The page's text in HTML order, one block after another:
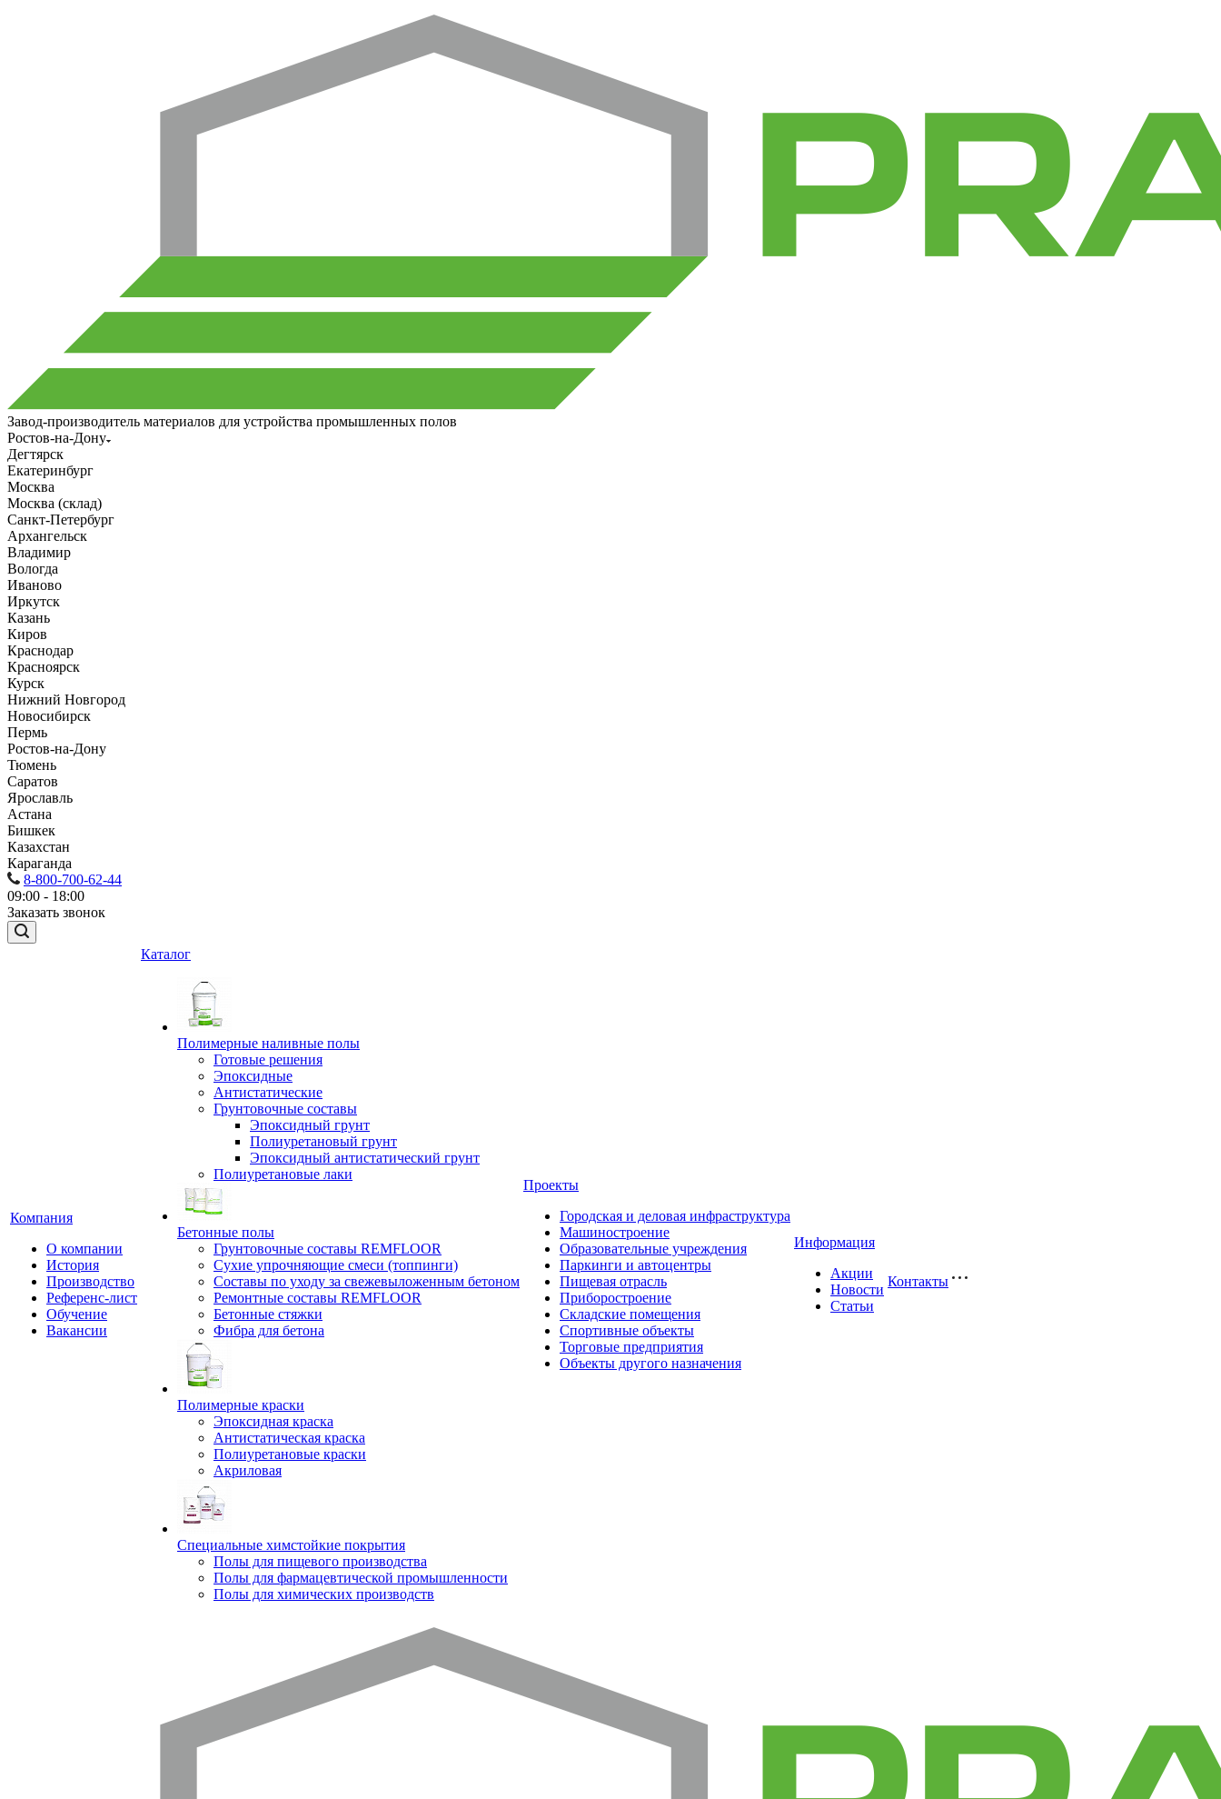
Завод-производитель материалов для устройства промышленных полов
Ростов-на-Дону
Дегтярск
Екатеринбург
Москва
Москва (склад)
Санкт-Петербург
Архангельск
Владимир
Вологда
Иваново
Иркутск
Казань
Киров
Краснодар
Красноярск
Курск
Нижний Новгород
Новосибирск
Пермь
Ростов-на-Дону
Тюмень
Саратов
Ярославль
Астана
Бишкек
Казахстан
Караганда
8-800-700-62-44
09:00 - 18:00
Заказать звонок
Компания
О компании
История
Производство
Референс-лист
Обучение
Вакансии
Каталог
Полимерные наливные полы
Готовые решения
Эпоксидные
Антистатические
Грунтовочные составы
Эпоксидный грунт
Полиуретановый грунт
Эпоксидный антистатический грунт
Полиуретановые лаки
Бетонные полы
Грунтовочные составы REMFLOOR
Сухие упрочняющие смеси (топпинги)
Составы по уходу за свежевыложенным бетоном
Ремонтные составы REMFLOOR
Бетонные стяжки
Фибра для бетона
Полимерные краски
Эпоксидная краска
Антистатическая краска
Полиуретановые краски
Акриловая
Специальные химстойкие покрытия
Полы для пищевого производства
Полы для фармацевтической промышленности
Полы для химических производств
Проекты
Городская и деловая инфраструктура
Машиностроение
Образовательные учреждения
Паркинги и автоцентры
Пищевая отрасль
Приборостроение
Складские помещения
Спортивные объекты
Торговые предприятия
Объекты другого назначения
Информация
Акции
Новости
Статьи
Контакты